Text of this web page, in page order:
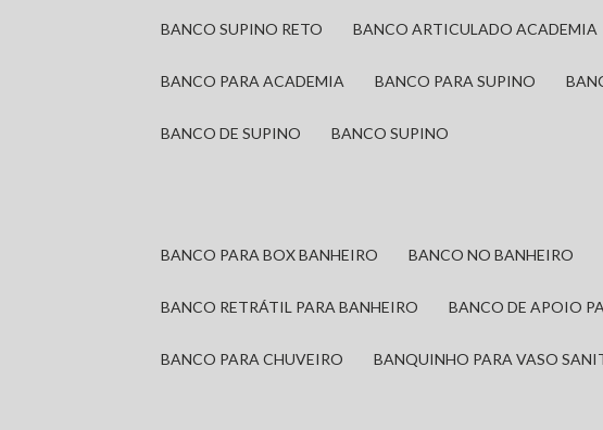
BANCO SUPINO RETO BANCO ARTICULADO ACADEMIA
BANCO PARA ACADEMIA BANCO PARA SUPINO
BANCO DE SUPINO BANCO SUPINO
BANCO PARA BOX BANHEIRO BANCO NO BANHEIRO
BANCO RETRÁTIL PARA BANHEIRO BANCO DE APOIO
BANCO PARA CHUVEIRO BANQUINHO PARA VASO